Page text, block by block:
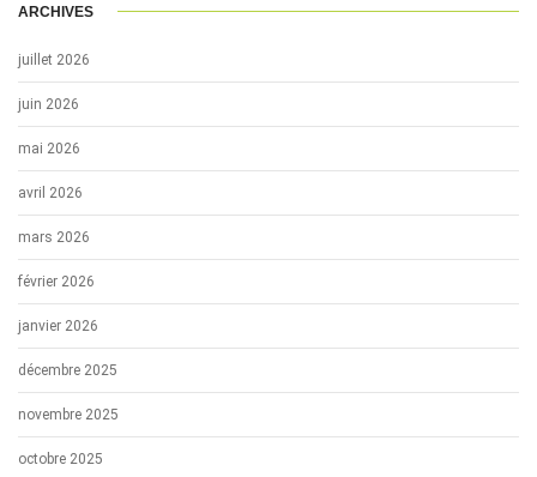
ARCHIVES
juillet 2026
juin 2026
mai 2026
avril 2026
mars 2026
février 2026
janvier 2026
décembre 2025
novembre 2025
octobre 2025